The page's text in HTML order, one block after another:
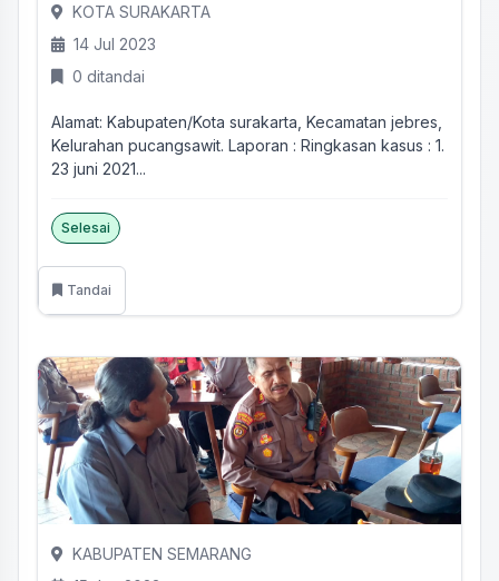
KOTA SURAKARTA
14 Jul 2023
0 ditandai
Alamat: Kabupaten/Kota surakarta, Kecamatan jebres,
Kelurahan pucangsawit. Laporan : Ringkasan kasus : 1.
23 juni 2021...
Selesai
Tandai
KABUPATEN SEMARANG